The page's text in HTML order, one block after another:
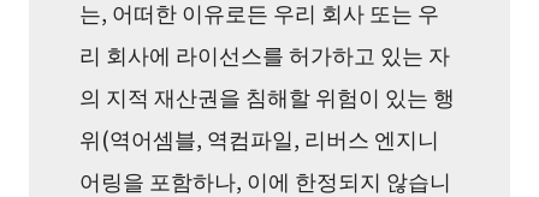
는, 어떠한 이유로든 우리 회사 또는 우
리 회사에 라이선스를 허가하고 있는 자
의 지적 재산권을 침해할 위험이 있는 행
위(역어셈블, 역컴파일, 리버스 엔지니
어링을 포함하나, 이에 한정되지 않습니